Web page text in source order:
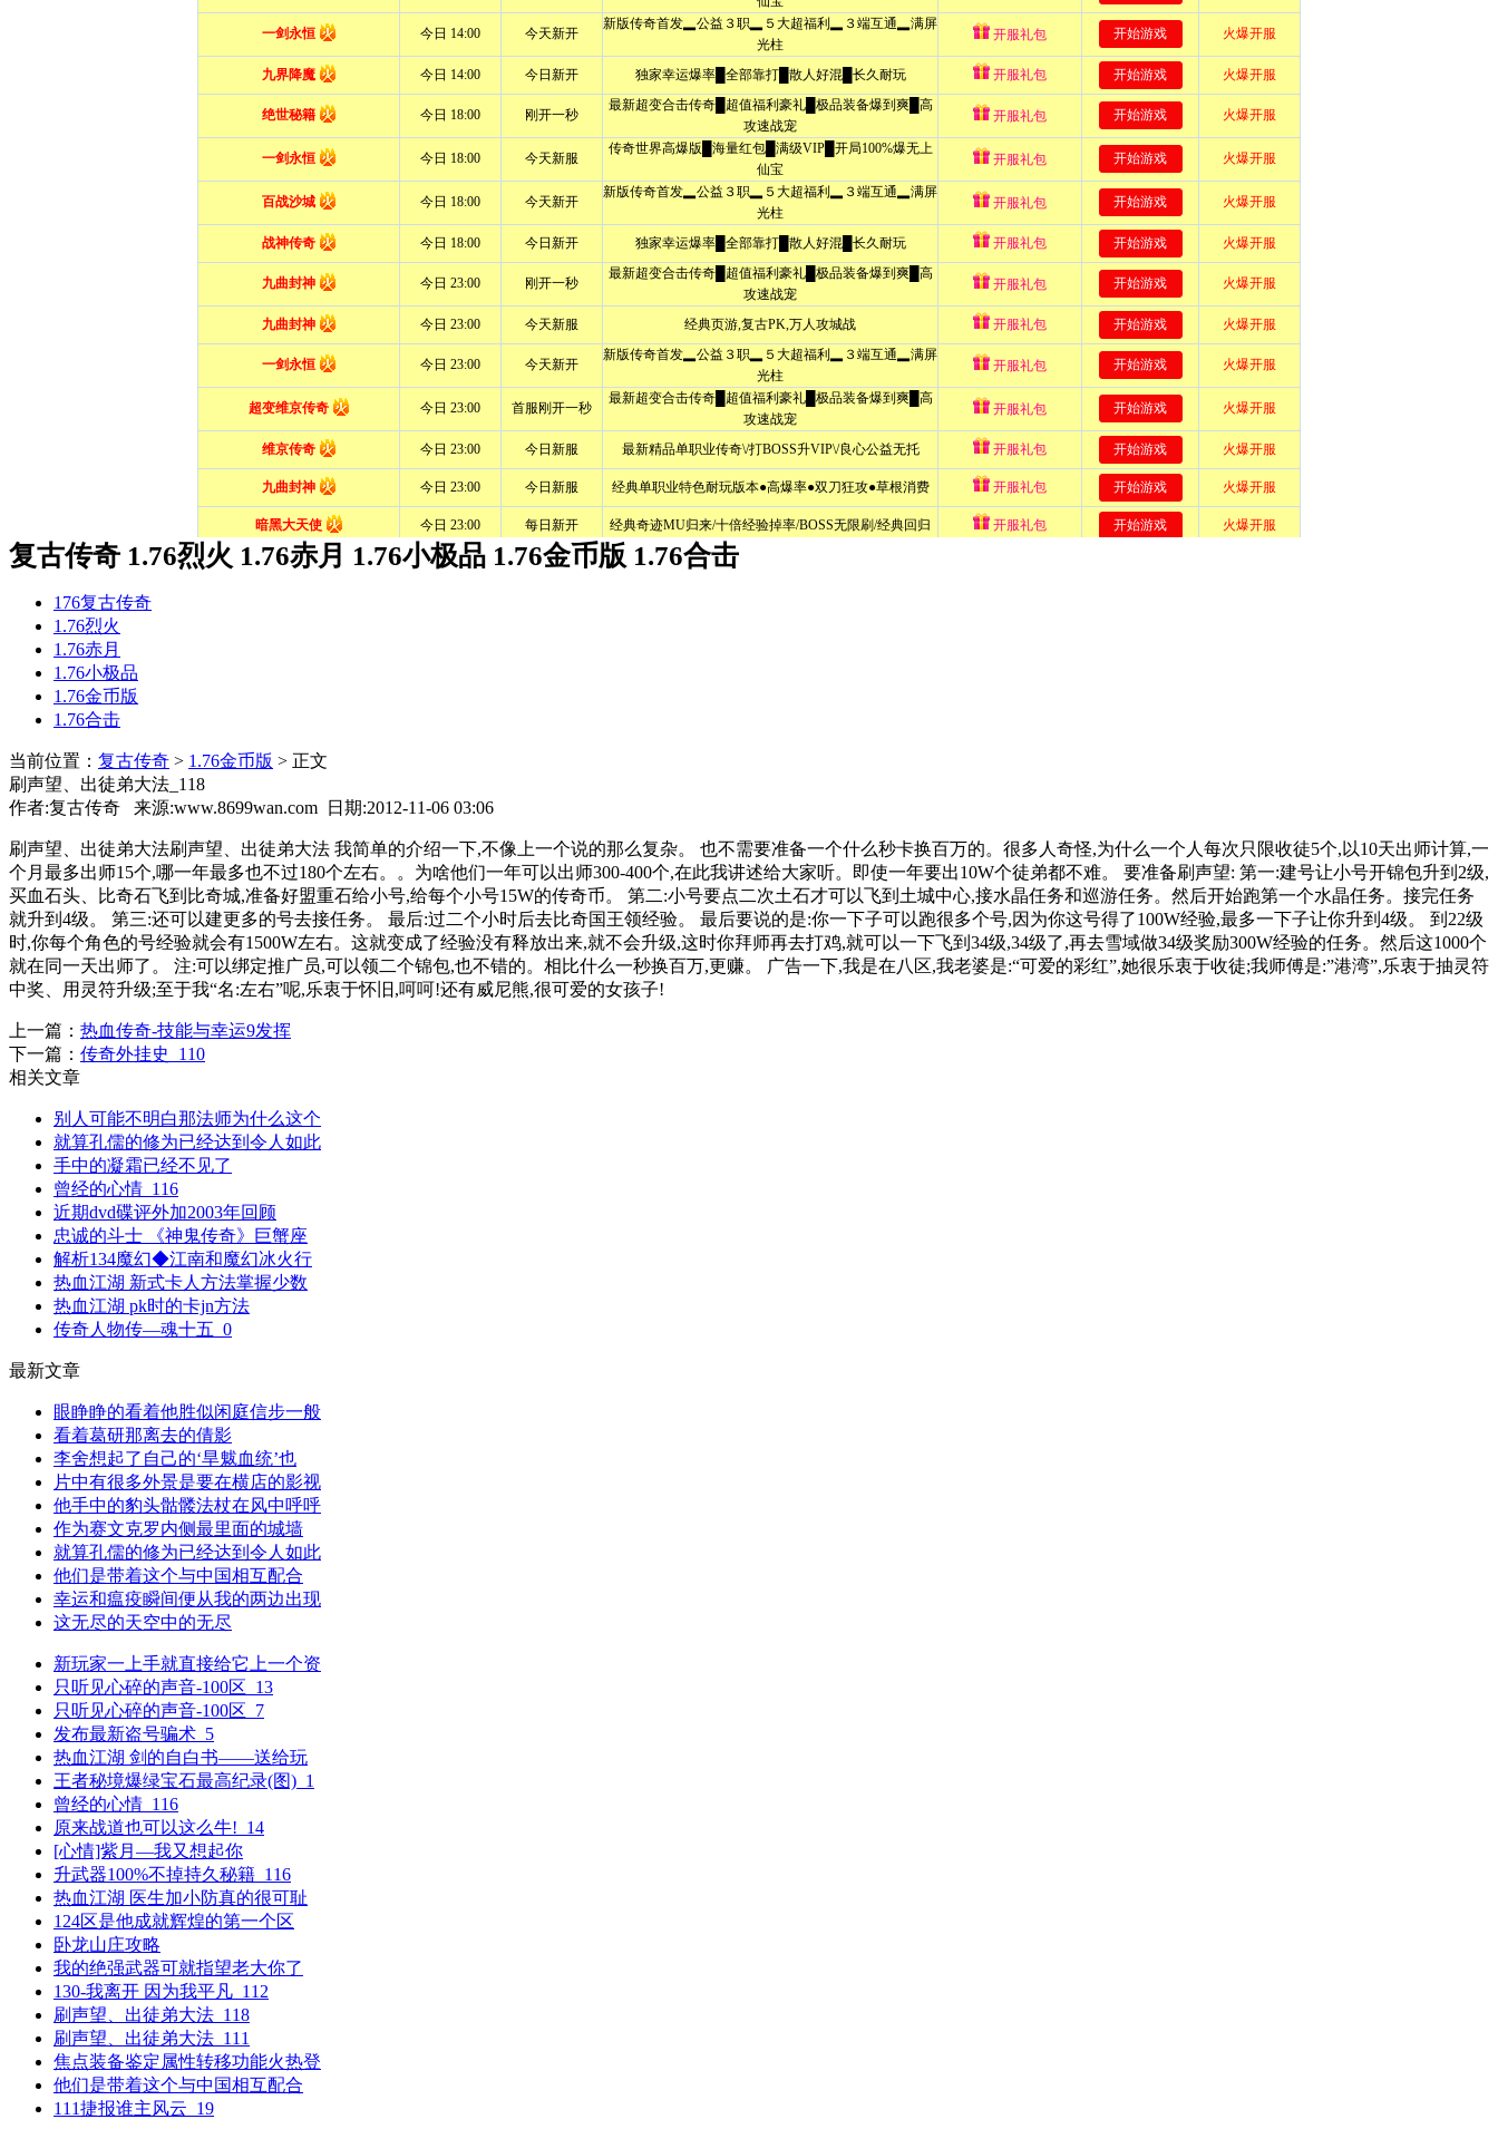
复古传奇 1.76烈火 1.76赤月 1.76小极品 1.76金币版 1.76合击
176复古传奇
1.76烈火
1.76赤月
1.76小极品
1.76金币版
1.76合击
当前位置： 复古传奇 > 1.76金币版 > 正文
刷声望、出徒弟大法_118
作者:复古传奇 来源:www.8699wan.com 日期:2012-11-06 03:06
刷声望、出徒弟大法刷声望、出徒弟大法 我简单的介绍一下,不像上一个说的那么复杂。 也不需要准备一个什么秒卡换百万的。很多人奇怪,为什么一个人每次只限收徒5个,以10天出师计算,一
个月最多出师15个,哪一年最多也不过180个左右。。为啥他们一年可以出师300-400个,在此我讲述给大家听。即使一年要出10W个徒弟都不难。 要准备刷声望: 第一:建号让小号开锦包升到2级,
买血石头、比奇石飞到比奇城,准备好盟重石给小号,给每个小号15W的传奇币。 第二:小号要点二次土石才可以飞到土城中心,接水晶任务和巡游任务。然后开始跑第一个水晶任务。接完任务
就升到4级。 第三:还可以建更多的号去接任务。 最后:过二个小时后去比奇国王领经验。 最后要说的是:你一下子可以跑很多个号,因为你这号得了100W经验,最多一下子让你升到4级。 到22级
时,你每个角色的号经验就会有1500W左右。这就变成了经验没有释放出来,就不会升级,这时你拜师再去打鸡,就可以一下飞到34级,34级了,再去雪域做34级奖励300W经验的任务。然后这1000个
就在同一天出师了。 注:可以绑定推广员,可以领二个锦包,也不错的。相比什么一秒换百万,更赚。 广告一下,我是在八区,我老婆是:“可爱的彩红”,她很乐衷于收徒;我师傅是:”港湾”,乐衷于抽灵符
中奖、用灵符升级;至于我“名:左右”呢,乐衷于怀旧,呵呵!还有威尼熊,很可爱的女孩子!
上一篇： 热血传奇-技能与幸运9发挥
下一篇： 传奇外挂史_110
相关文章
别人可能不明白那法师为什么这个
就算孔儒的修为已经达到令人如此
手中的凝霜已经不见了
曾经的心情_116
近期dvd碟评外加2003年回顾
忠诚的斗士 《神鬼传奇》巨蟹座
解析134魔幻◆江南和魔幻冰火行
热血江湖 新式卡人方法掌握少数
热血江湖 pk时的卡jn方法
传奇人物传—魂十五_0
最新文章
眼睁睁的看着他胜似闲庭信步一般
看着葛研那离去的倩影
李舍想起了自己的‘旱魃血统’也
片中有很多外景是要在横店的影视
他手中的豹头骷髅法杖在风中呼呼
作为赛文克罗内侧最里面的城墙
就算孔儒的修为已经达到令人如此
他们是带着这个与中国相互配合
幸运和瘟疫瞬间便从我的两边出现
这无尽的天空中的无尽
新玩家一上手就直接给它上一个资
只听见心碎的声音-100区_13
只听见心碎的声音-100区_7
发布最新盗号骗术_5
热血江湖 剑的自白书――送给玩
王者秘境爆绿宝石最高纪录(图)_1
曾经的心情_116
原来战道也可以这么牛!_14
[心情]紫月―我又想起你
升武器100%不掉持久秘籍_116
热血江湖 医生加小防真的很可耻
124区是他成就辉煌的第一个区
卧龙山庄攻略
我的绝强武器可就指望老大你了
130-我离开 因为我平凡_112
刷声望、出徒弟大法_118
刷声望、出徒弟大法_111
焦点装备鉴定属性转移功能火热登
他们是带着这个与中国相互配合
111捷报谁主风云_19